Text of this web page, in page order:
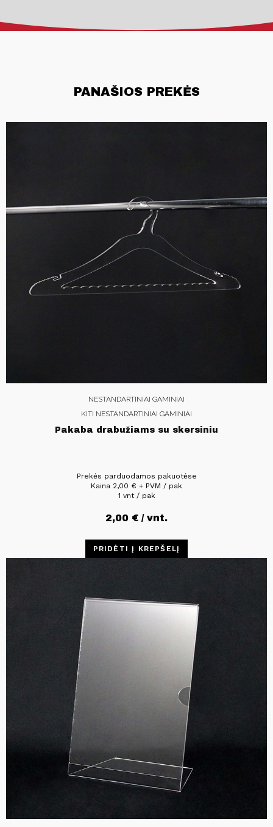
PANAŠIOS PREKĖS
NESTANDARTINIAI GAMINIAI
KITI NESTANDARTINIAI GAMINIAI
Pakaba drabužiams su skersiniu
Prekės parduodamos pakuotėse
Kaina 2,00 € + PVM / pak
1 vnt / pak
2,00 € / vnt.
PRIDĖTI Į KREPŠELĮ